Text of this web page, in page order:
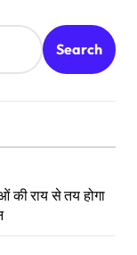
Search
की राय से तय होगा